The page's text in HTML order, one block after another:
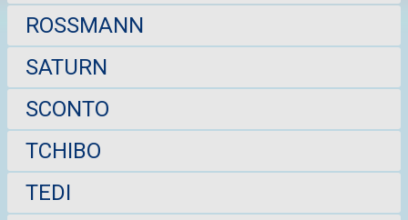
ROSSMANN
SATURN
SCONTO
TCHIBO
TEDI